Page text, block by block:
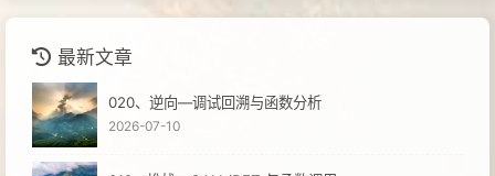
最新文章
020、逆向—调试回溯与函数分析
2026-07-10